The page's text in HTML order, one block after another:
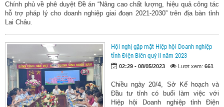
Chính phủ về phê duyệt Đề án “Nâng cao chất lượng, hiệu quả công tác
hỗ trợ pháp lý cho doanh nghiệp giai đoạn 2021-2030” trên địa bàn tỉnh
Lai Châu.
Hội nghị gặp mặt Hiệp hội Doanh nghiệp
tỉnh Điện Biên quý II năm 2023
02:29 - 08/05/2023 Lượt xem: 661
Chiều ngày 20/4, Sở Kế hoạch và
Đầu tư tỉnh có buổi làm việc với
Hiệp hội Doanh nghiệp tỉnh Điện